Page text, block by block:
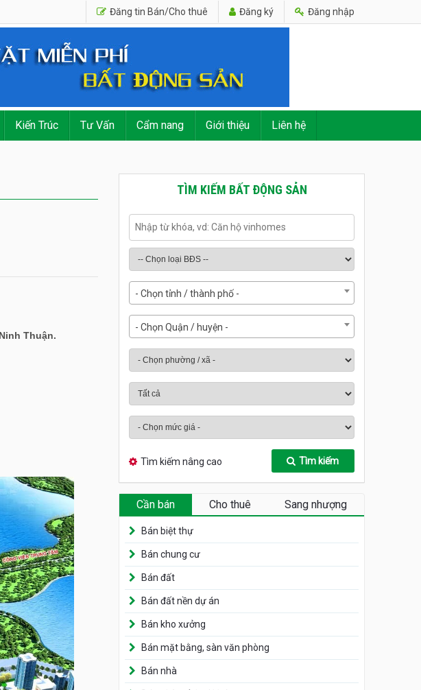
Đăng tin Bán/Cho thuê Đăng ký Đăng nhập
Kiến Trúc Tư Vấn Cẩm nang Giới thiệu Liên hệ
Thuận.
TÌM KIẾM BẤT ĐỘNG SẢN
- Chọn tỉnh / thành phố -
- Chọn Quận / huyện -
Tìm kiếm nâng cao Tìm kiếm
Cần bán Cho thuê Sang nhượng
Bán biệt thự
Bán chung cư
Bán đất
Bán đất nền dự án
Bán kho xưởng
Bán mặt bằng, sàn văn phòng
Bán nhà